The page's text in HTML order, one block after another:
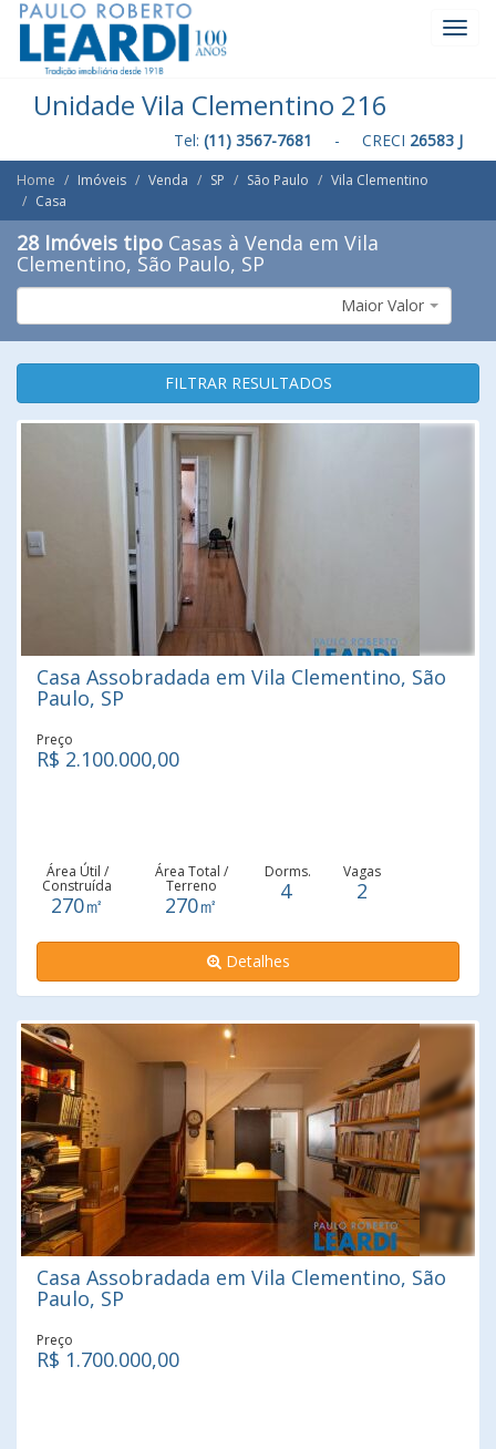
Unidade Vila Clementino 216
Tel: (11) 3567-7681 - CRECI 26583 J
Home Imóveis Venda SP São Paulo
Vila Clementino
Casa
28 Imóveis tipo Casas à Venda em Vila
Clementino, São Paulo, SP
Maior Valor
FILTRAR RESULTADOS
Casa Assobradada em Vila Clementino, São
Paulo, SP
Preço
R$ 2.100.000,00
Área Útil /
Construída
270㎡
Área Total /
Terreno
270㎡
Dorms.
4
Vagas
2
Detalhes
Casa Assobradada em Vila Clementino, São
Paulo, SP
Preço
R$ 1.700.000,00